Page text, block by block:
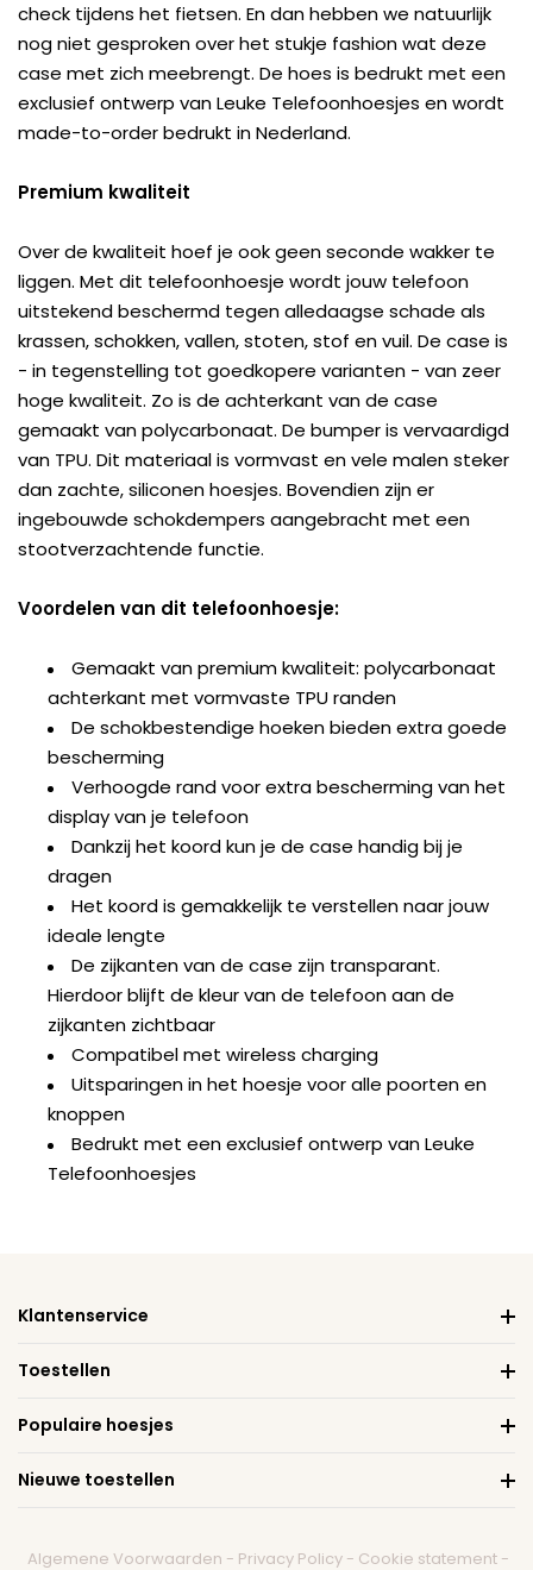
check tijdens het fietsen. En dan hebben we natuurlijk
nog niet gesproken over het stukje fashion wat deze
case met zich meebrengt. De hoes is bedrukt met een
exclusief ontwerp van Leuke Telefoonhoesjes en wordt
made-to-order bedrukt in Nederland.
Premium kwaliteit
Over de kwaliteit hoef je ook geen seconde wakker te
liggen. Met dit telefoonhoesje wordt jouw telefoon
uitstekend beschermd tegen alledaagse schade als
krassen, schokken, vallen, stoten, stof en vuil. De case is
- in tegenstelling tot goedkopere varianten - van zeer
hoge kwaliteit. Zo is de achterkant van de case
gemaakt van polycarbonaat. De bumper is vervaardigd
van TPU. Dit materiaal is vormvast en vele malen steker
dan zachte, siliconen hoesjes. Bovendien zijn er
ingebouwde schokdempers aangebracht met een
stootverzachtende functie.
Voordelen van dit telefoonhoesje:
Gemaakt van premium kwaliteit: polycarbonaat
achterkant met vormvaste TPU randen
De schokbestendige hoeken bieden extra goede
bescherming
Verhoogde rand voor extra bescherming van het
display van je telefoon
Dankzij het koord kun je de case handig bij je
dragen
Het koord is gemakkelijk te verstellen naar jouw
ideale lengte
De zijkanten van de case zijn transparant.
Hierdoor blijft de kleur van de telefoon aan de
zijkanten zichtbaar
Compatibel met wireless charging
Uitsparingen in het hoesje voor alle poorten en
knoppen
Bedrukt met een exclusief ontwerp van Leuke
Telefoonhoesjes
Klantenservice
Toestellen
Populaire hoesjes
Nieuwe toestellen
Algemene Voorwaarden - Privacy Policy - Cookie statement -